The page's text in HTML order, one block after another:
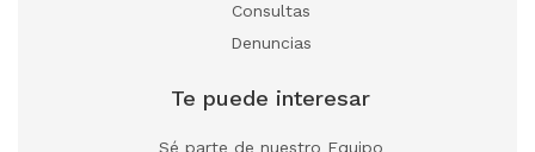
Consultas
Denuncias
Te puede interesar
Sé parte de nuestro Equipo